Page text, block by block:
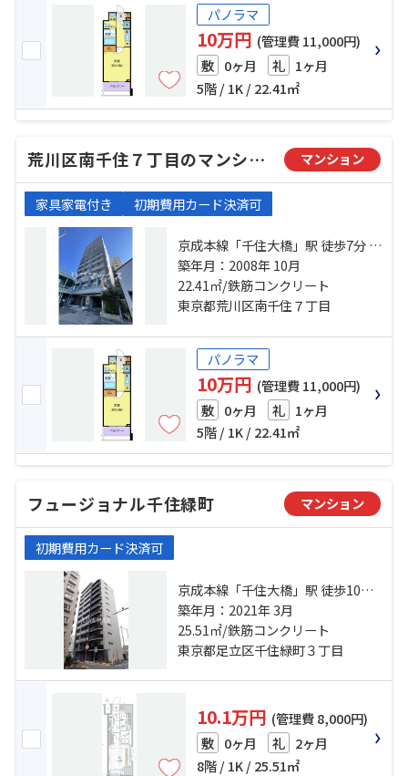
パノラマ
10万円 (管理費 11,000円)
敷 0ヶ月 礼 1ヶ月
5階 / 1K / 22.41㎡
荒川区南千住７丁目のマンション マンション
家具家電付き 初期費用カード決済可
京成本線「千住大橋」駅 徒歩7分 常
磐線「南千住」駅 徒歩10分 都電荒
川線「三ノ輪橋」駅 徒歩14分
築年月：2008年 10月
22.41㎡/鉄筋コンクリート
東京都荒川区南千住７丁目
パノラマ
10万円 (管理費 11,000円)
敷 0ヶ月 礼 1ヶ月
5階 / 1K / 22.41㎡
フュージョナル千住緑町 マンション
初期費用カード決済可
京成本線「千住大橋」駅 徒歩10分
日比谷線「北千住」駅 徒歩15分 都
電荒川線「荒川七丁目」駅 徒歩36
分
築年月：2021年 3月
25.51㎡/鉄筋コンクリート
東京都足立区千住緑町３丁目
10.1万円 (管理費 8,000円)
敷 0ヶ月 礼 2ヶ月
8階 / 1K / 25.51㎡